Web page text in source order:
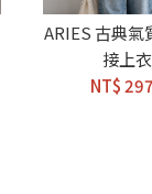
ARIES 古典氣
接上衣
NT$